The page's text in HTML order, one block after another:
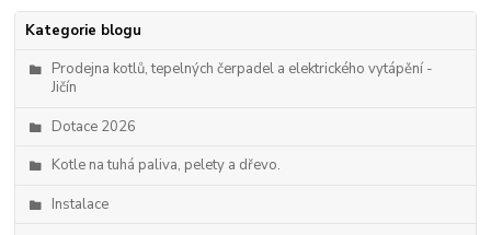
Kategorie blogu
Prodejna kotlů, tepelných čerpadel a elektrického vytápění -
Jičín
Dotace 2026
Kotle na tuhá paliva, pelety a dřevo.
Instalace